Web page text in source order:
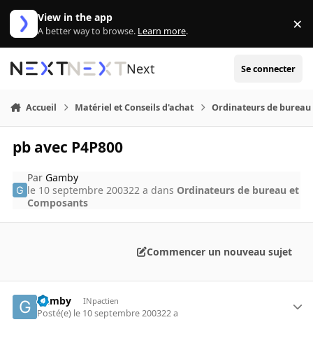
Aller au contenu
View in the app
A better way to browse. Learn more. ×
Next Se connecter
Accueil Matériel et Conseils d'achat Ordinateurs de bureau
pb avec P4P800
Par Gamby
le 10 septembre 200322 a dans Ordinateurs de bureau et
Composants
Commencer un nouveau sujet
Gamby INpactien
Posté(e) le 10 septembre 200322 a